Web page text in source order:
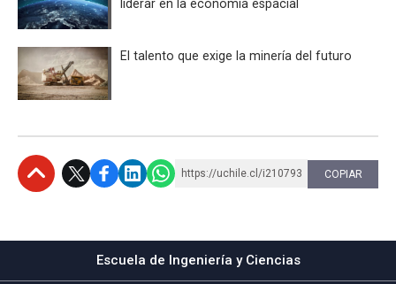
liderar en la economía espacial
El talento que exige la minería del futuro
https://uchile.cl/i210793 COPIAR
Escuela de Ingeniería y Ciencias